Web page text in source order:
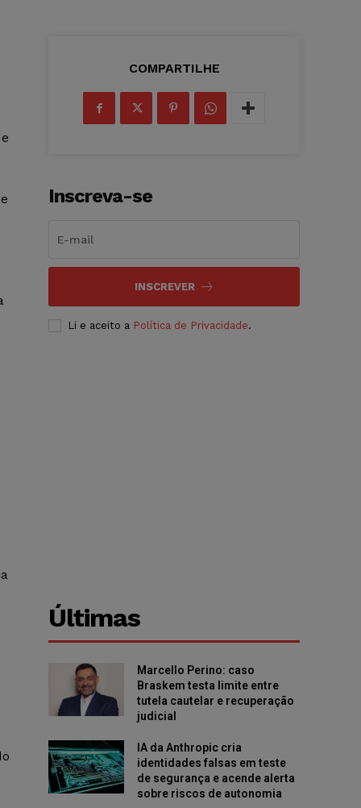
COMPARTILHE
Inscreva-se
INSCREVER
Li e aceito a Política de Privacidade.
Últimas
Marcello Perino: caso
Braskem testa limite entre
tutela cautelar e recuperação
judicial
IA da Anthropic cria
identidades falsas em teste
de segurança e acende alerta
sobre riscos de autonomia